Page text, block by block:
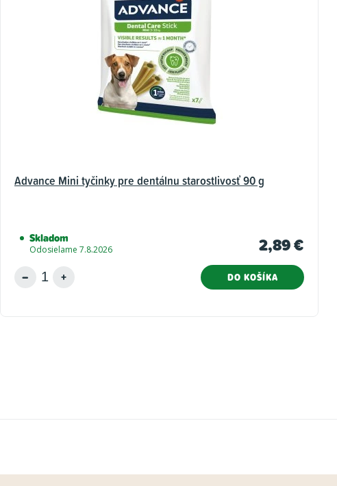
Advance Mini tyčinky pre dentálnu starostlivosť 90 g
Skladom
Odosielame 7.8.2026 2,89 €
DO KOŠÍKA